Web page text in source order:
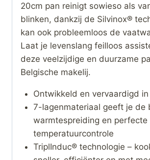
20cm pan reinigt sowieso als
blinken, dankzij de Silvinox®
kan ook probleemloos de
Laat je levenslang feilloos
deze veelzijdige en duurzame
Belgische makelij.
Ontwikkeld en vervaardigd in
7-lagenmateriaal geeft je de
warmtespreiding en perfecte
temperatuurcontrole
TriplInduc® technologie –